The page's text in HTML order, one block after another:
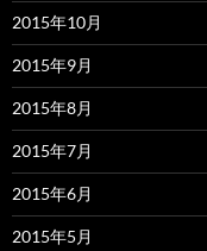
2015年10月
2015年9月
2015年8月
2015年7月
2015年6月
2015年5月